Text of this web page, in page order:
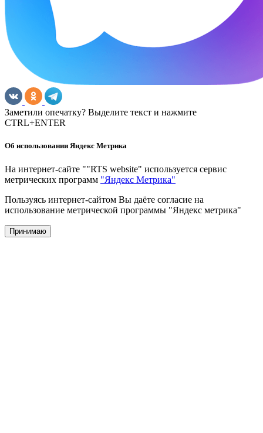
Заметили опечатку? Выделите текст и нажмите
CTRL+ENTER
Об использовании Яндекс Метрика
На интернет-сайте ""RTS website" используется сервис
метрических программ "Яндекс Метрика"
Пользуясь интернет-сайтом Вы даёте согласие на
использование метрической программы "Яндекс метрика"
Принимаю